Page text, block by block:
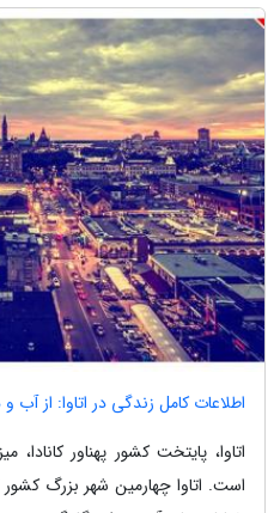
اطلاعات کامل زندگی در اتاوا: از آب
اتاوا، پایتخت کشور پهناور
است. اتاوا چهارمین شهر بزرگ کشور